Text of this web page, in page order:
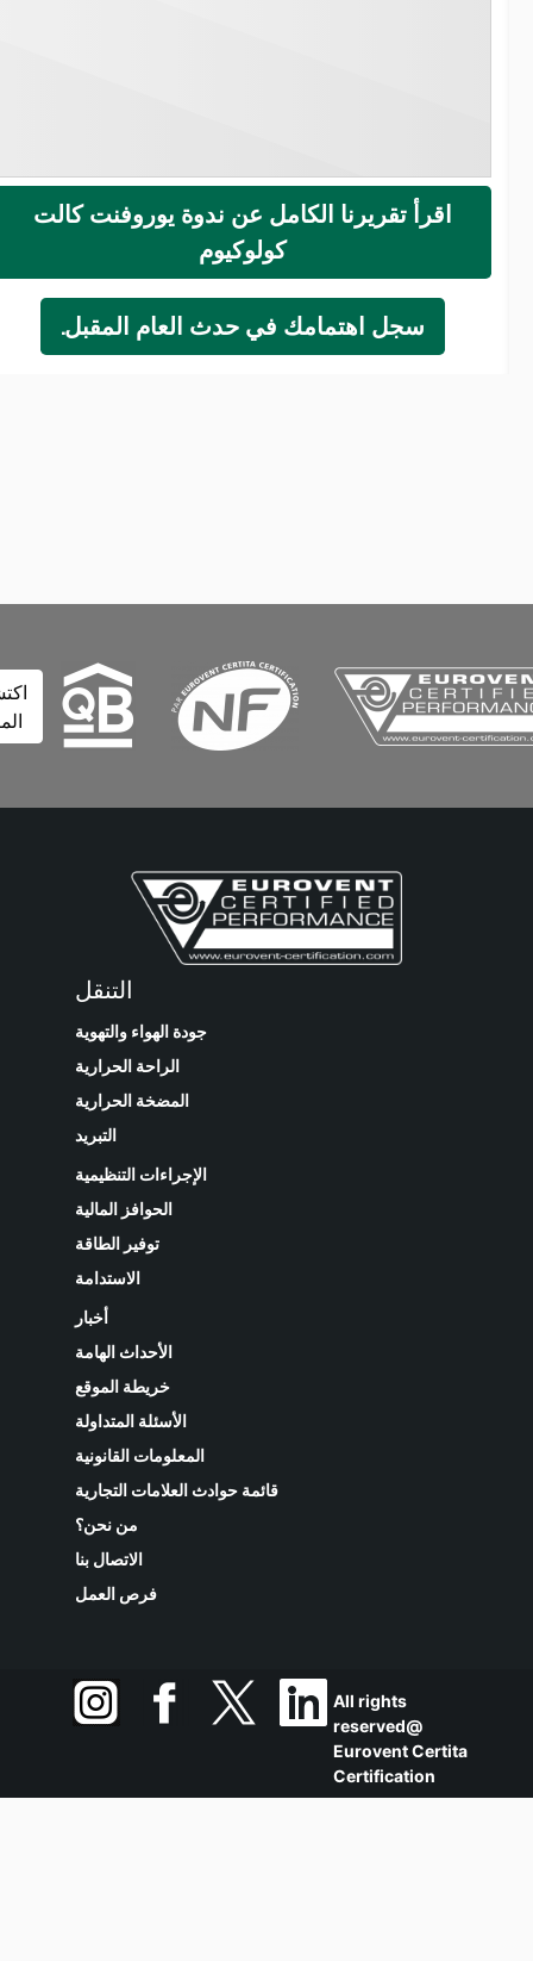
اقرأ تقريرنا الكامل عن ندوة يوروفنت كالت
كولوكيوم
سجل اهتمامك في حدث العام المقبل.
اكتشف
المزيد
التنقل
جودة الهواء والتهوية
الراحة الحرارية
المضخة الحرارية
الإجراءات التنظيمية
الحوافز المالية
توفير الطاقة
الاستدامة
الأحداث الهامة
خريطة الموقع
الأسئلة المتداولة
المعلومات القانونية
قائمة حوادث العلامات التجارية
من نحن؟
الاتصال بنا
فرص العمل
All rights
reserved@
Eurovent Certita
Certification